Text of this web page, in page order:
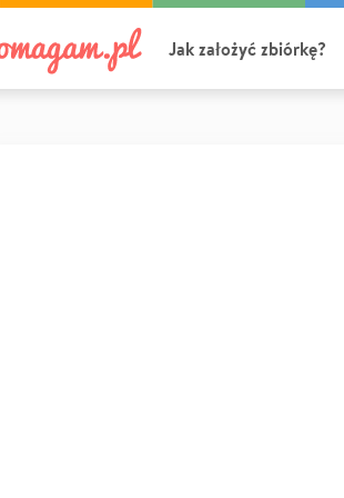
Jak założyć zbiórkę?